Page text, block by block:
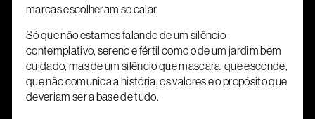
marcas escolheram se calar.
Só que não estamos falando de um silêncio
contemplativo, sereno e fértil como o de um jardim bem
cuidado, mas de um silêncio que mascara, que esconde,
que não comunica a história, os valores e o propósito que
deveriam ser a base de tudo.